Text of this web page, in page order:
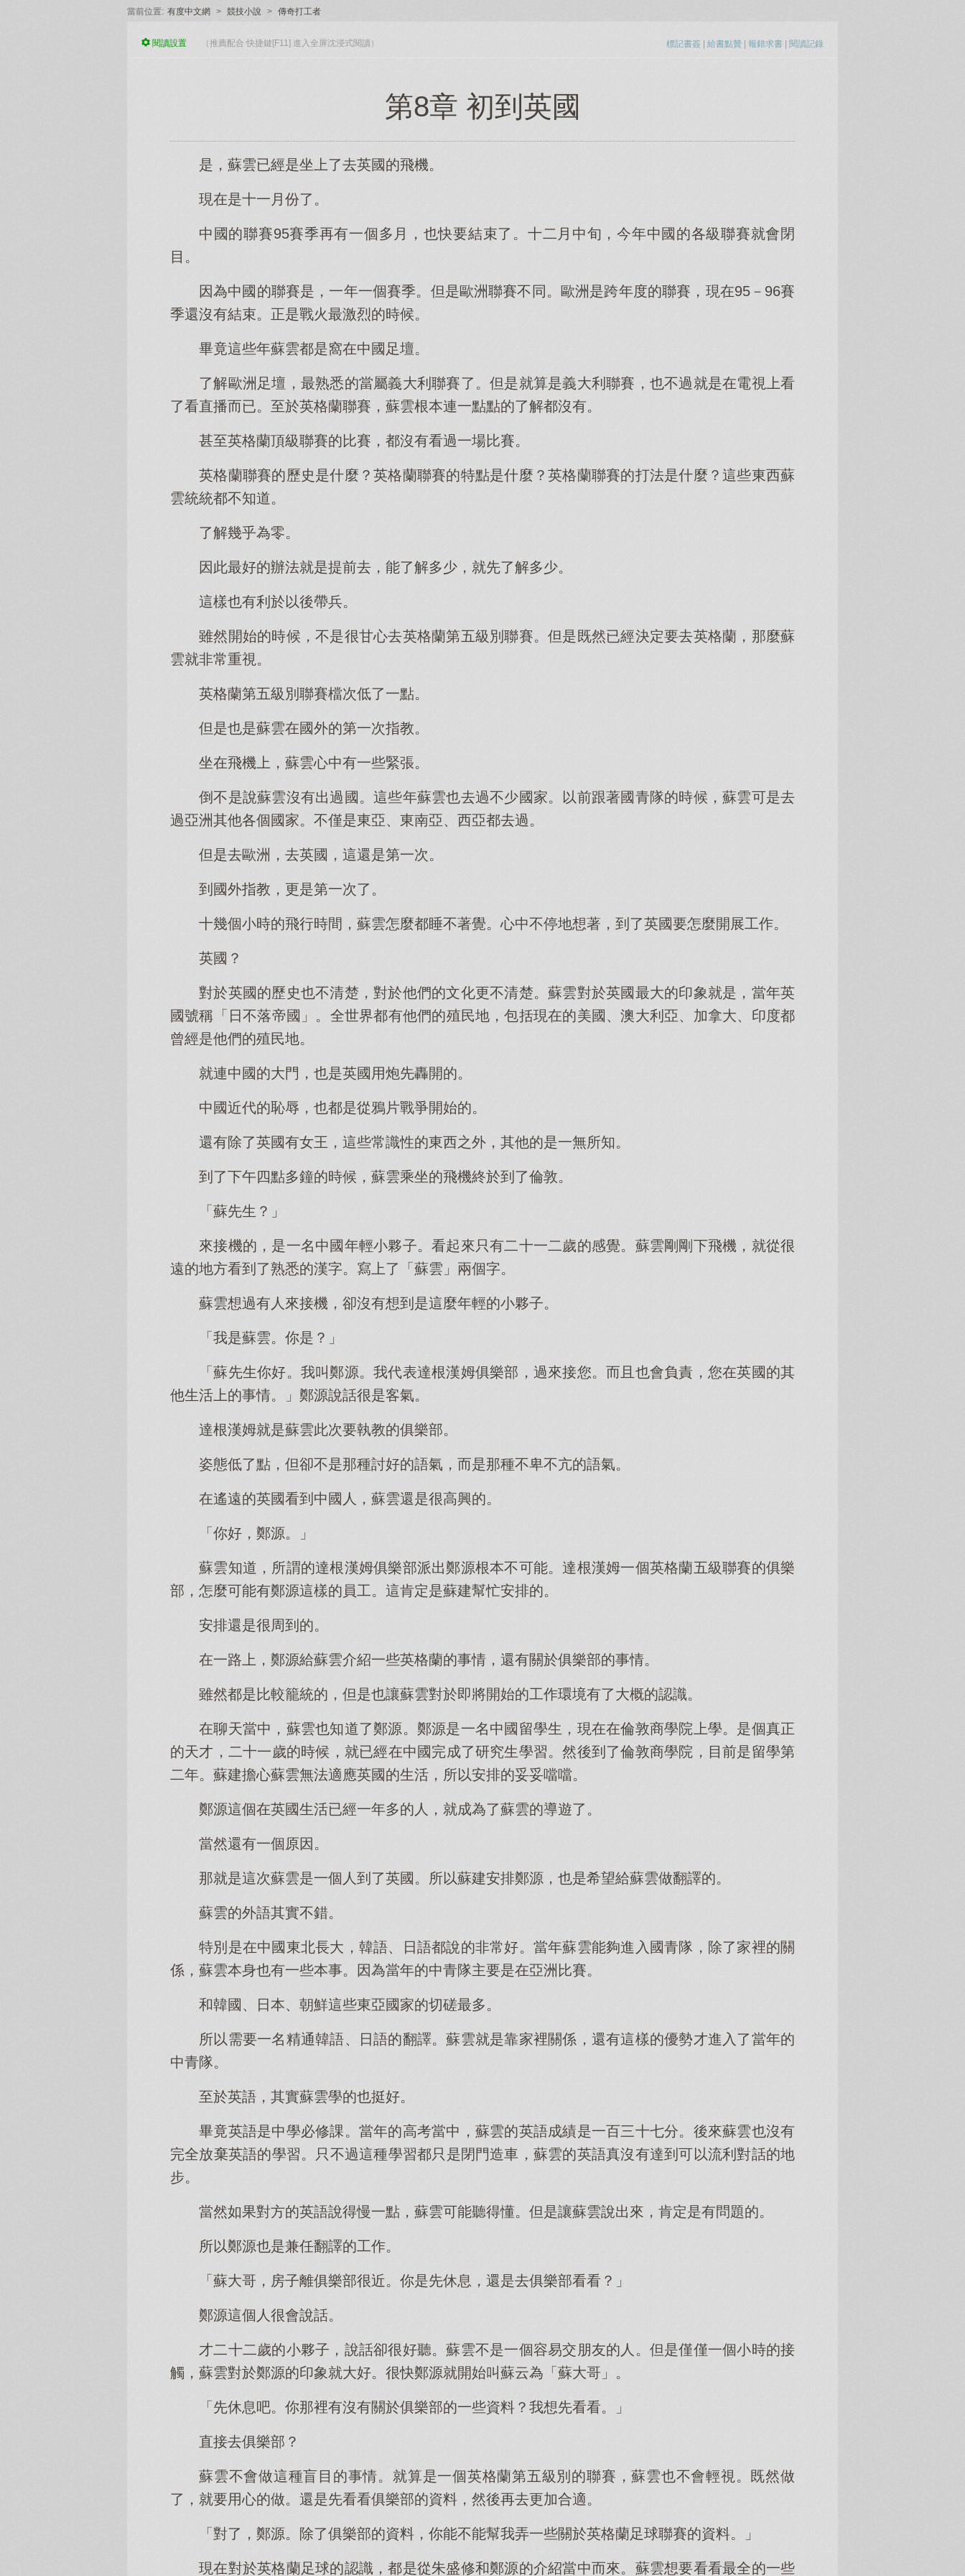
當前位置: 有度中文網 > 競技小說 > 傳奇打工者
標記書簽 | 給書點贊 | 報錯求書 | 閱讀記錄
閱讀設置 （推薦配合 快捷鍵[F11] 進入全屏沈浸式閱讀）
第8章 初到英國
是，蘇雲已經是坐上了去英國的飛機。
現在是十一月份了。
中國的聯賽95賽季再有一個多月，也快要結束了。十二月中旬，今年中國的各級聯賽就會閉
目。
因為中國的聯賽是，一年一個賽季。但是歐洲聯賽不同。歐洲是跨年度的聯賽，現在95－96賽
季還沒有結束。正是戰火最激烈的時候。
畢竟這些年蘇雲都是窩在中國足壇。
了解歐洲足壇，最熟悉的當屬義大利聯賽了。但是就算是義大利聯賽，也不過就是在電視上看
了看直播而已。至於英格蘭聯賽，蘇雲根本連一點點的了解都沒有。
甚至英格蘭頂級聯賽的比賽，都沒有看過一場比賽。
英格蘭聯賽的歷史是什麼？英格蘭聯賽的特點是什麼？英格蘭聯賽的打法是什麼？這些東西蘇
雲統統都不知道。
了解幾乎為零。
因此最好的辦法就是提前去，能了解多少，就先了解多少。
這樣也有利於以後帶兵。
雖然開始的時候，不是很甘心去英格蘭第五級別聯賽。但是既然已經決定要去英格蘭，那麼蘇
雲就非常重視。
英格蘭第五級別聯賽檔次低了一點。
但是也是蘇雲在國外的第一次指教。
坐在飛機上，蘇雲心中有一些緊張。
倒不是說蘇雲沒有出過國。這些年蘇雲也去過不少國家。以前跟著國青隊的時候，蘇雲可是去
過亞洲其他各個國家。不僅是東亞、東南亞、西亞都去過。
但是去歐洲，去英國，這還是第一次。
到國外指教，更是第一次了。
十幾個小時的飛行時間，蘇雲怎麼都睡不著覺。心中不停地想著，到了英國要怎麼開展工作。
英國？
對於英國的歷史也不清楚，對於他們的文化更不清楚。蘇雲對於英國最大的印象就是，當年英
國號稱「日不落帝國」。全世界都有他們的殖民地，包括現在的美國、澳大利亞、加拿大、印度都
曾經是他們的殖民地。
就連中國的大門，也是英國用炮先轟開的。
中國近代的恥辱，也都是從鴉片戰爭開始的。
還有除了英國有女王，這些常識性的東西之外，其他的是一無所知。
到了下午四點多鐘的時候，蘇雲乘坐的飛機終於到了倫敦。
「蘇先生？」
來接機的，是一名中國年輕小夥子。看起來只有二十一二歲的感覺。蘇雲剛剛下飛機，就從很
遠的地方看到了熟悉的漢字。寫上了「蘇雲」兩個字。
蘇雲想過有人來接機，卻沒有想到是這麼年輕的小夥子。
「我是蘇雲。你是？」
「蘇先生你好。我叫鄭源。我代表達根漢姆俱樂部，過來接您。而且也會負責，您在英國的其
他生活上的事情。」鄭源說話很是客氣。
達根漢姆就是蘇雲此次要執教的俱樂部。
姿態低了點，但卻不是那種討好的語氣，而是那種不卑不亢的語氣。
在遙遠的英國看到中國人，蘇雲還是很高興的。
「你好，鄭源。」
蘇雲知道，所謂的達根漢姆俱樂部派出鄭源根本不可能。達根漢姆一個英格蘭五級聯賽的俱樂
部，怎麼可能有鄭源這樣的員工。這肯定是蘇建幫忙安排的。
安排還是很周到的。
在一路上，鄭源給蘇雲介紹一些英格蘭的事情，還有關於俱樂部的事情。
雖然都是比較籠統的，但是也讓蘇雲對於即將開始的工作環境有了大概的認識。
在聊天當中，蘇雲也知道了鄭源。鄭源是一名中國留學生，現在在倫敦商學院上學。是個真正
的天才，二十一歲的時候，就已經在中國完成了研究生學習。然後到了倫敦商學院，目前是留學第
二年。蘇建擔心蘇雲無法適應英國的生活，所以安排的妥妥噹噹。
鄭源這個在英國生活已經一年多的人，就成為了蘇雲的導遊了。
當然還有一個原因。
那就是這次蘇雲是一個人到了英國。所以蘇建安排鄭源，也是希望給蘇雲做翻譯的。
蘇雲的外語其實不錯。
特別是在中國東北長大，韓語、日語都說的非常好。當年蘇雲能夠進入國青隊，除了家裡的關
係，蘇雲本身也有一些本事。因為當年的中青隊主要是在亞洲比賽。
和韓國、日本、朝鮮這些東亞國家的切磋最多。
所以需要一名精通韓語、日語的翻譯。蘇雲就是靠家裡關係，還有這樣的優勢才進入了當年的
中青隊。
至於英語，其實蘇雲學的也挺好。
畢竟英語是中學必修課。當年的高考當中，蘇雲的英語成績是一百三十七分。後來蘇雲也沒有
完全放棄英語的學習。只不過這種學習都只是閉門造車，蘇雲的英語真沒有達到可以流利對話的地
步。
當然如果對方的英語說得慢一點，蘇雲可能聽得懂。但是讓蘇雲說出來，肯定是有問題的。
所以鄭源也是兼任翻譯的工作。
「蘇大哥，房子離俱樂部很近。你是先休息，還是去俱樂部看看？」
鄭源這個人很會說話。
才二十二歲的小夥子，說話卻很好聽。蘇雲不是一個容易交朋友的人。但是僅僅一個小時的接
觸，蘇雲對於鄭源的印象就大好。很快鄭源就開始叫蘇云為「蘇大哥」。
「先休息吧。你那裡有沒有關於俱樂部的一些資料？我想先看看。」
直接去俱樂部？
蘇雲不會做這種盲目的事情。就算是一個英格蘭第五級別的聯賽，蘇雲也不會輕視。既然做
了，就要用心的做。還是先看看俱樂部的資料，然後再去更加合適。
「對了，鄭源。除了俱樂部的資料，你能不能幫我弄一些關於英格蘭足球聯賽的資料。」
現在對於英格蘭足球的認識，都是從朱盛修和鄭源的介紹當中而來。蘇雲想要看看最全的一些